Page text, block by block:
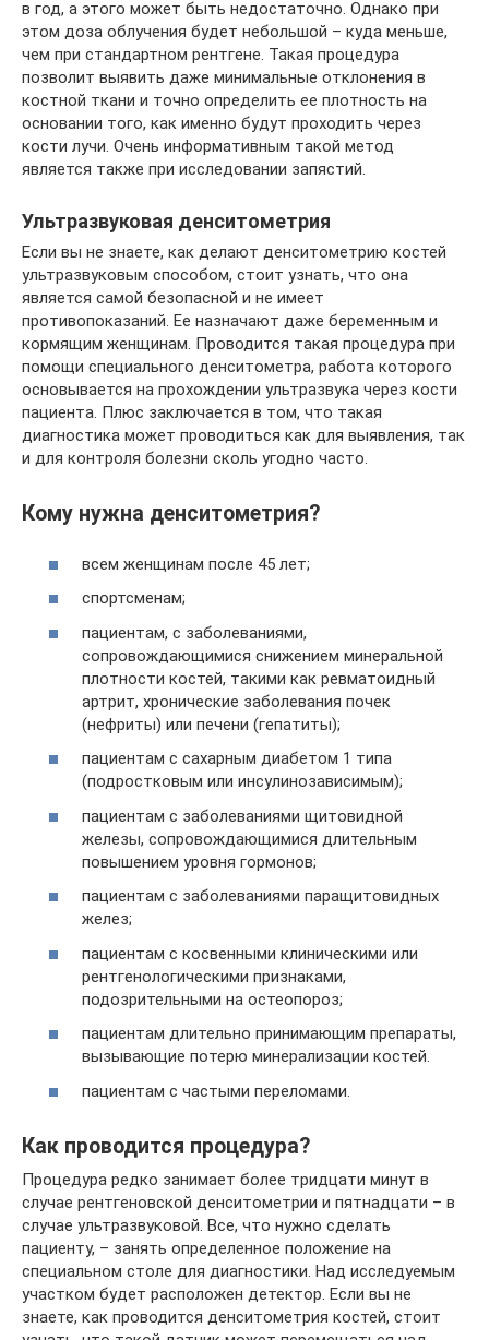
в год, а этого может быть недостаточно. Однако при
этом доза облучения будет небольшой – куда меньше,
чем при стандартном рентгене. Такая процедура
позволит выявить даже минимальные отклонения в
костной ткани и точно определить ее плотность на
основании того, как именно будут проходить через
кости лучи. Очень информативным такой метод
является также при исследовании запястий.
Ультразвуковая денситометрия
Если вы не знаете, как делают денситометрию костей
ультразвуковым способом, стоит узнать, что она
является самой безопасной и не имеет
противопоказаний. Ее назначают даже беременным и
кормящим женщинам. Проводится такая процедура при
помощи специального денситометра, работа которого
основывается на прохождении ультразвука через кости
пациента. Плюс заключается в том, что такая
диагностика может проводиться как для выявления, так
и для контроля болезни сколь угодно часто.
Кому нужна денситометрия?
всем женщинам после 45 лет;
спортсменам;
пациентам, с заболеваниями,
сопровождающимися снижением минеральной
плотности костей, такими как ревматоидный
артрит, хронические заболевания почек
(нефриты) или печени (гепатиты);
пациентам с сахарным диабетом 1 типа
(подростковым или инсулинозависимым);
пациентам с заболеваниями щитовидной
железы, сопровождающимися длительным
повышением уровня гормонов;
пациентам с заболеваниями паращитовидных
желез;
пациентам с косвенными клиническими или
рентгенологическими признаками,
подозрительными на остеопороз;
пациентам длительно принимающим препараты,
вызывающие потерю минерализации костей.
пациентам с частыми переломами.
Как проводится процедура?
Процедура редко занимает более тридцати минут в
случае рентгеновской денситометрии и пятнадцати – в
случае ультразвуковой. Все, что нужно сделать
пациенту, – занять определенное положение на
специальном столе для диагностики. Над исследуемым
участком будет расположен детектор. Если вы не
знаете, как проводится денситометрия костей, стоит